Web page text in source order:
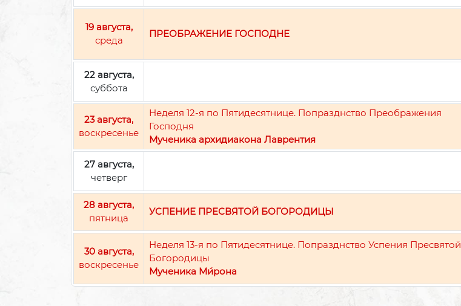
19 августа,
среда
ПРЕОБРАЖЕНИЕ ГОСПОДНЕ
22 августа,
суббота
23 августа,
воскресенье
Неделя 12-я по Пятидесятнице. Попразднство Преображения
Господня
Мученика архидиакона Лаврентия
27 августа,
четверг
28 августа,
пятница
УСПЕНИЕ ПРЕСВЯТОЙ БОГОРОДИЦЫ
30 августа,
воскресенье
Неделя 13-я по Пятидесятнице. Попразднство Успения Пресвятой
Богородицы
Мученика Ми́рона